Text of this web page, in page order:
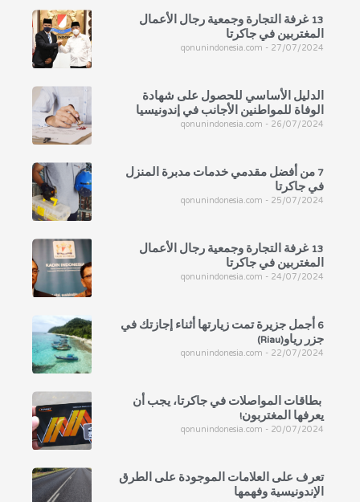
13 غرفة التجارة وجمعية رجال الأعمال
المغتربين في جاكرتا
qonunindonesia.com 27/07/2024
الدليل الأساسي للحصول على شهادة
الوفاة للمواطنين الأجانب في إندونيسيا
qonunindonesia.com 26/07/2024
7 من أفضل مقدمي خدمات مدبرة المنزل
في جاكرتا
qonunindonesia.com 25/07/2024
13 غرفة التجارة وجمعية رجال الأعمال
المغتربين في جاكرتا
qonunindonesia.com 24/07/2024
6 أجمل جزيرة تمت زيارتها أثناء إجازتك في
جزر رياو(Riau)
qonunindonesia.com 22/07/2024
بطاقات المواصلات في جاكرتا، يجب أن
يعرفها المغتربون!
qonunindonesia.com 20/07/2024
تعرف على العلامات الموجودة على الطرق
الإندونيسية وفهمها